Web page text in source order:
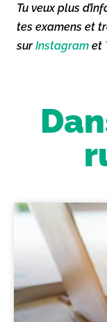
Tu veux plus
tes examens et
surInstagram et